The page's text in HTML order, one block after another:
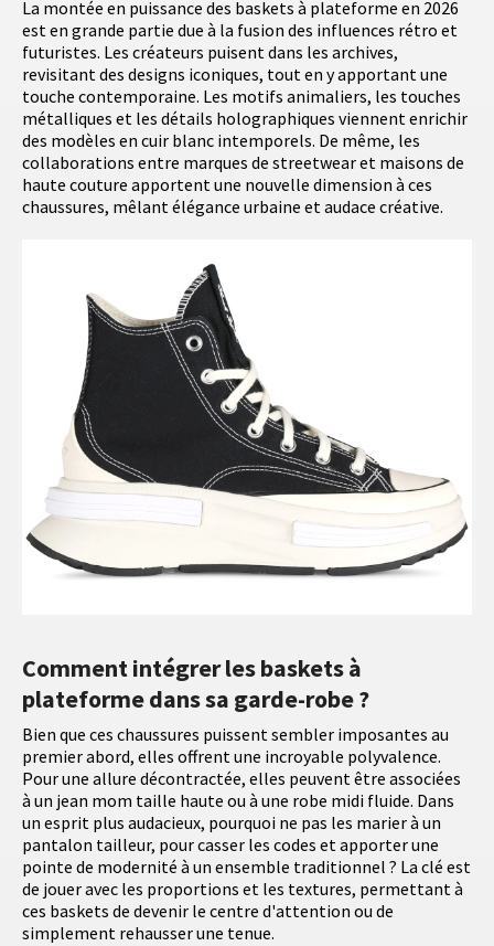
La montée en puissance des baskets à plateforme en 2026
est en grande partie due à la fusion des influences rétro et
futuristes. Les créateurs puisent dans les archives,
revisitant des designs iconiques, tout en y apportant une
touche contemporaine. Les motifs animaliers, les touches
métalliques et les détails holographiques viennent enrichir
des modèles en cuir blanc intemporels. De même, les
collaborations entre marques de streetwear et maisons de
haute couture apportent une nouvelle dimension à ces
chaussures, mêlant élégance urbaine et audace créative.
Comment intégrer les baskets à
plateforme dans sa garde-robe ?
Bien que ces chaussures puissent sembler imposantes au
premier abord, elles offrent une incroyable polyvalence.
Pour une allure décontractée, elles peuvent être associées
à un jean mom taille haute ou à une robe midi fluide. Dans
un esprit plus audacieux, pourquoi ne pas les marier à un
pantalon tailleur, pour casser les codes et apporter une
pointe de modernité à un ensemble traditionnel ? La clé est
de jouer avec les proportions et les textures, permettant à
ces baskets de devenir le centre d'attention ou de
simplement rehausser une tenue.